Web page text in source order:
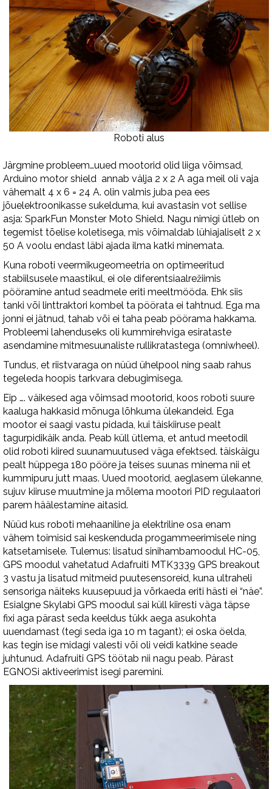
Roboti alus
Järgmine probleem…uued mootorid olid liiga võimsad,
Arduino motor shield annab välja 2 x 2 A aga meil oli vaja
vähemalt 4 x 6 = 24 A. olin valmis juba pea ees
jõuelektroonikasse sukelduma, kui avastasin vot sellise
asja: SparkFun Monster Moto Shield. Nagu nimigi ütleb on
tegemist tõelise koletisega, mis võimaldab lühiajaliselt 2 x
50 A voolu endast läbi ajada ilma katki minemata.
Kuna roboti veermikugeomeetria on optimeeritud
stabiilsusele maastikul, ei ole diferentsiaalrežiimis
pööramine antud seadmele eriti meeltmööda. Ehk siis
tanki või linttraktori kombel ta pöörata ei tahtnud. Ega ma
jonni ei jätnud, tahab või ei taha peab pöörama hakkama.
Probleemi lahenduseks oli kummirehviga esirataste
asendamine mitmesuunaliste rullikratastega (omniwheel).
Tundus, et riistvaraga on nüüd ühelpool ning saab rahus
tegeleda hoopis tarkvara debugimisega.
Eip …. väikesed aga võimsad mootorid, koos roboti suure
kaaluga hakkasid mõnuga lõhkuma ülekandeid. Ega
mootor ei saagi vastu pidada, kui täiskiiruse pealt
tagurpidikäik anda. Peab küll ütlema, et antud meetodil
olid roboti kiired suunamuutused väga efektsed. täiskäigu
pealt hüppega 180 pööre ja teises suunas minema nii et
kummipuru jutt maas. Uued mootorid, aeglasem ülekanne,
sujuv kiiruse muutmine ja mõlema mootori PID regulaatori
parem häälestamine aitasid.
Nüüd kus roboti mehaaniline ja elektriline osa enam
vähem toimisid sai keskenduda progammeerimisele ning
katsetamisele. Tulemus: lisatud sinihambamoodul HC-05,
GPS moodul vahetatud Adafruiti MTK3339 GPS breakout
3 vastu ja lisatud mitmeid puutesensoreid, kuna ultraheli
sensoriga näiteks kuusepuud ja võrkaeda eriti hästi ei “näe”.
Esialgne Skylabi GPS moodul sai küll kiiresti väga täpse
fixi aga pärast seda keeldus tükk aega asukohta
uuendamast (tegi seda iga 10 m tagant); ei oska öelda,
kas tegin ise midagi valesti või oli veidi katkine seade
juhtunud. Adafruiti GPS töötab nii nagu peab. Pärast
EGNOSi aktiveerimist isegi paremini.